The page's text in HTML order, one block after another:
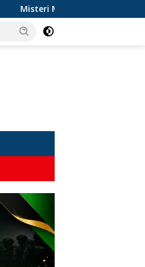
Mayat Wanita Tanpa Atasan